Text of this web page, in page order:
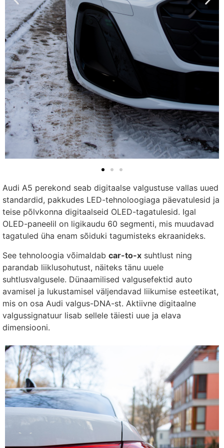
Audi A5 perekond seab digitaalse valgustuse vallas uued
standardid, pakkudes LED-tehnoloogiaga päevatulesid ja
teise põlvkonna digitaalseid OLED-tagatulesid. Igal
OLED-paneelil on ligikaudu 60 segmenti, mis muudavad
tagatuled üha enam sõiduki tagumisteks ekraanideks.
See tehnoloogia võimaldab car-to-x suhtlust ning
parandab liiklusohutust, näiteks tänu uuele
suhtlusvalgusele. Dünaamilised valgusefektid auto
avamisel ja lukustamisel väljendavad liikumise esteetikat,
mis on osa Audi valgus-DNA-st. Aktiivne digitaalne
valgussignatuur lisab sellele täiesti uue ja elava
dimensiooni.